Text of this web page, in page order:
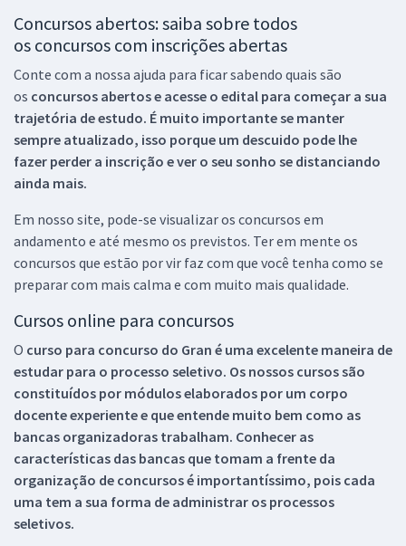
Concursos abertos: saiba sobre todos
os concursos com inscrições abertas
Conte com a nossa ajuda para ficar sabendo quais são
os concursos abertos e acesse o edital para começar a sua
trajetória de estudo. É muito importante se manter
sempre atualizado, isso porque um descuido pode lhe
fazer perder a inscrição e ver o seu sonho se distanciando
ainda mais.
Em nosso site, pode-se visualizar os concursos em
andamento e até mesmo os previstos. Ter em mente os
concursos que estão por vir faz com que você tenha como se
preparar com mais calma e com muito mais qualidade.
Cursos online para concursos
O curso para concurso do Gran é uma excelente maneira de
estudar para o processo seletivo. Os nossos cursos são
constituídos por módulos elaborados por um corpo
docente experiente e que entende muito bem como as
bancas organizadoras trabalham. Conhecer as
características das bancas que tomam a frente da
organização de concursos é importantíssimo, pois cada
uma tem a sua forma de administrar os processos
seletivos.